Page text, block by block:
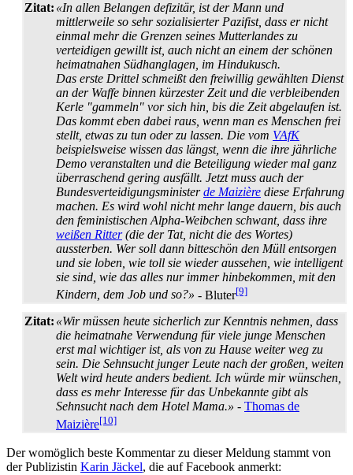
Zitat: «In allen Belangen defizitär, ist der Mann und
mittlerweile so sehr sozialisierter Pazifist, dass er nicht
einmal mehr die Grenzen seines Mutterlandes zu
verteidigen gewillt ist, auch nicht an einem der schönen
heimatnahen Südhang­lagen, im Hindukusch.
Das erste Drittel schmeißt den freiwillig gewählten Dienst
an der Waffe binnen kürzester Zeit und die verbleibenden
Kerle "gammeln" vor sich hin, bis die Zeit abgelaufen ist.
Das kommt eben dabei raus, wenn man es Menschen frei
stellt, etwas zu tun oder zu lassen. Die vom VAfK
beispielsweise wissen das längst, wenn die ihre jährliche
Demo veranstalten und die Beteiligung wieder mal ganz
überraschend gering ausfällt. Jetzt muss auch der
Bundes­verteidigungs­ministerde Maizière diese Erfahrung
machen. Es wird wohl nicht mehr lange dauern, bis auch
den feministischen Alpha-Weibchen schwant, dass ihre
weißen Ritter(die der Tat, nicht die des Wortes)
aussterben. Wer soll dann bitteschön den Müll entsorgen
und sie loben, wie toll sie wieder aussehen, wie intelligent
sie sind, wie das alles nur immer hinbekommen, mit den
Kindern, dem Job und so?» - Bluter[9]
Zitat: «Wir müssen heute sicherlich zur Kenntnis nehmen, dass
die heimatnahe Verwendung für viele junge Menschen
erst mal wichtiger ist, als von zu Hause weiter weg zu
sein. Die Sehnsucht junger Leute nach der großen, weiten
Welt wird heute anders bedient. Ich würde mir wünschen,
dass es mehr Interesse für das Unbekannte gibt als
Sehnsucht nach dem Hotel Mama.» - Thomas de
Maizière[10]
Der womöglich beste Kommentar zu dieser Meldung stammt von
der Publizistin Karin Jäckel, die auf Facebook anmerkt: